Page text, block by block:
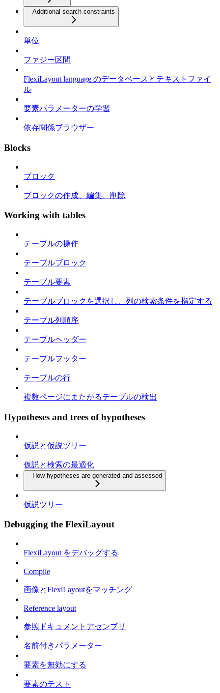
Additional search constraints
単位
ファジー区間
FlexiLayout language のデータベースとテキストファイ
ル
要素パラメーターの学習
依存関係ブラウザー
Blocks
ブロック
ブロックの作成、編集、削除
Working with tables
テーブルの操作
テーブルブロック
テーブル要素
テーブルブロックを選択し、列の検索条件を指定する
テーブル列順序
テーブルヘッダー
テーブルフッター
テーブルの行
複数ページにまたがるテーブルの検出
Hypotheses and trees of hypotheses
仮説と仮説ツリー
仮説と検索の最適化
How hypotheses are generated and assessed
仮説ツリー
Debugging the FlexiLayout
FlexiLayout をデバッグする
Compile
画像とFlexiLayoutをマッチング
Reference layout
参照ドキュメントアセンブリ
名前付きパラメーター
要素を無効にする
要素のテスト